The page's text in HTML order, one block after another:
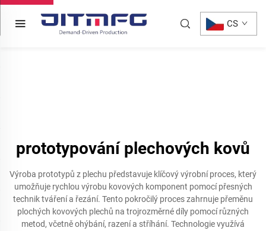
CS
prototypování plechových kovů
Výroba prototypů z plechu představuje klíčový výrobní proces, který
umožňuje rychlou výrobu kovových komponent pomocí přesných
technik tváření a řezání. Tento pokročilý proces zahrnuje přeměnu
plochých kovových plechů na trojrozměrné díly pomocí různých
metod, včetně ohýbání, razení a stříhání. Technologie využívá